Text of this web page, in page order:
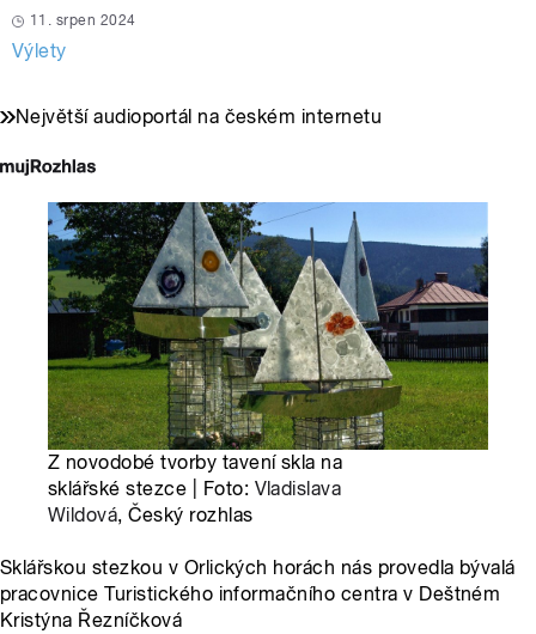
11. srpen 2024
Výlety
Největší audioportál na českém internetu
Z novodobé tvorby tavení skla na
sklářské stezce | Foto: Vladislava
Wildová, Český rozhlas
Sklářskou stezkou v Orlických horách nás provedla bývalá
pracovnice Turistického informačního centra v Deštném
Kristýna Řezníčková